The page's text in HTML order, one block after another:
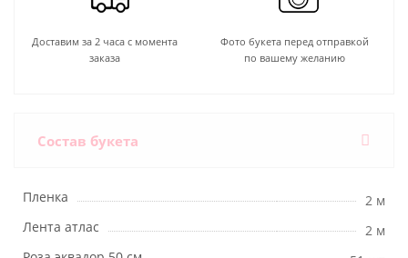
Доставим за 2 часа с момента
заказа
Фото букета перед отправкой
по вашему желанию
Состав букета
Пленка
2 м
Лента атлас
2 м